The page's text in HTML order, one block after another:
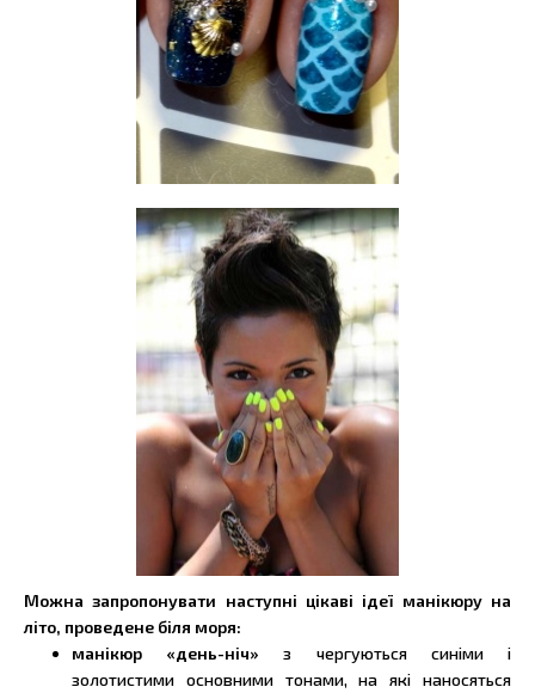
Можна запропонувати наступні цікаві ідеї манікюру на
літо, проведене біля моря:
манікюр «день-ніч»з чергуються синіми і
золотистими основними тонами, на які наносяться